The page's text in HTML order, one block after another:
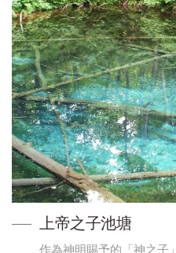
上帝之子池塘
作為神明賜予的「神之子